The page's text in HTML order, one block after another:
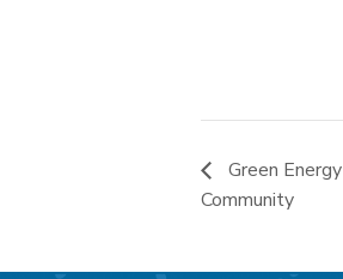
Green Energy
Community